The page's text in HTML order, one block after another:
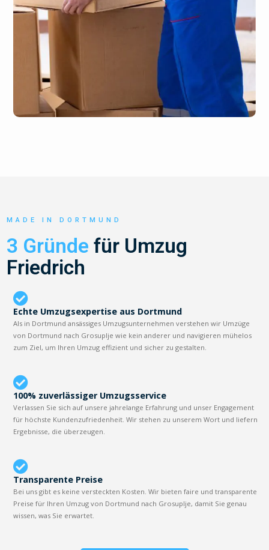
MADE IN DORTMUND
3 Gründe für Umzug
Friedrich
Echte Umzugsexpertise aus Dortmund
Als in Dortmund ansässiges Umzugsunternehmen verstehen wir Umzüge
von Dortmund nach Grosuplje wie kein anderer und navigieren mühelos
zum Ziel, um Ihren Umzug effizient und sicher zu gestalten.
100% zuverlässiger Umzugsservice
Verlassen Sie sich auf unsere jahrelange Erfahrung und unser Engagement
für höchste Kundenzufriedenheit. Wir stehen zu unserem Wort und liefern
Ergebnisse, die überzeugen.
Transparente Preise
Bei uns gibt es keine versteckten Kosten. Wir bieten faire und transparente
Preise für Ihren Umzug von Dortmund nach Grosuplje, damit Sie genau
wissen, was Sie erwartet.